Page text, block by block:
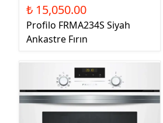
₺ 15,050.00
Profilo FRMA234S Siyah
Ankastre Fırın